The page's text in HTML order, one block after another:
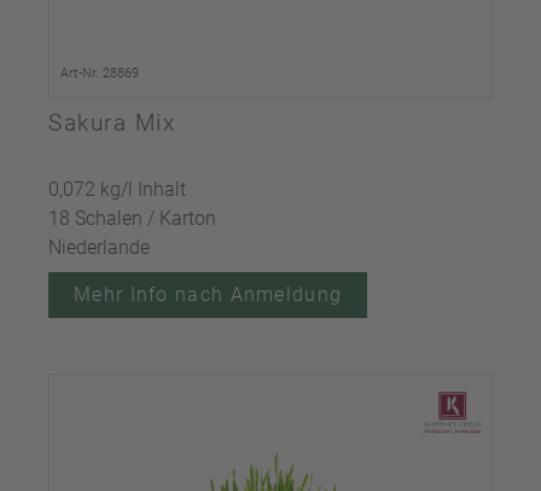
Art-Nr. 28869
Sakura Mix
0,072 kg/l Inhalt
18 Schalen / Karton
Niederlande
Mehr Info nach Anmeldung